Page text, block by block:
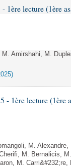
lecture (1ère
Amirshahi, M.
1ère lecture (1ère
M.
M. Bernalicis,
M.